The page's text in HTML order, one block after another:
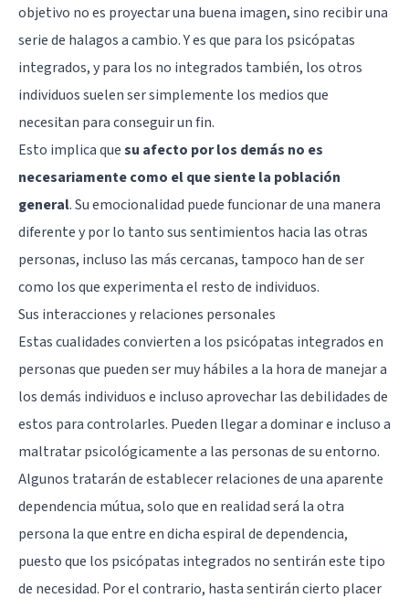
objetivo no es proyectar una buena imagen, sino recibir una
serie de halagos a cambio. Y es que para los psicópatas
integrados, y para los no integrados también, los otros
individuos suelen ser simplemente los medios que
necesitan para conseguir un fin.
Esto implica quesu afecto por los demás no es
necesariamente como el que siente la población
general. Su emocionalidad puede funcionar de una manera
diferente y por lo tanto sus sentimientos hacia las otras
personas, incluso las más cercanas, tampoco han de ser
como los que experimenta el resto de individuos.
Sus interacciones y relaciones personales
Estas cualidades convierten a los psicópatas integrados en
personas que pueden ser muy hábiles a la hora de manejar a
los demás individuos e incluso aprovechar las debilidades de
estos para controlarles. Pueden llegar a dominar e incluso a
maltratar psicológicamente a las personas de su entorno.
Algunos tratarán de establecer relaciones de una aparente
dependencia mútua, solo que en realidad será la otra
persona la que entre en dicha espiral de dependencia,
puesto que los psicópatas integrados no sentirán este tipo
de necesidad. Por el contrario, hasta sentirán cierto placer